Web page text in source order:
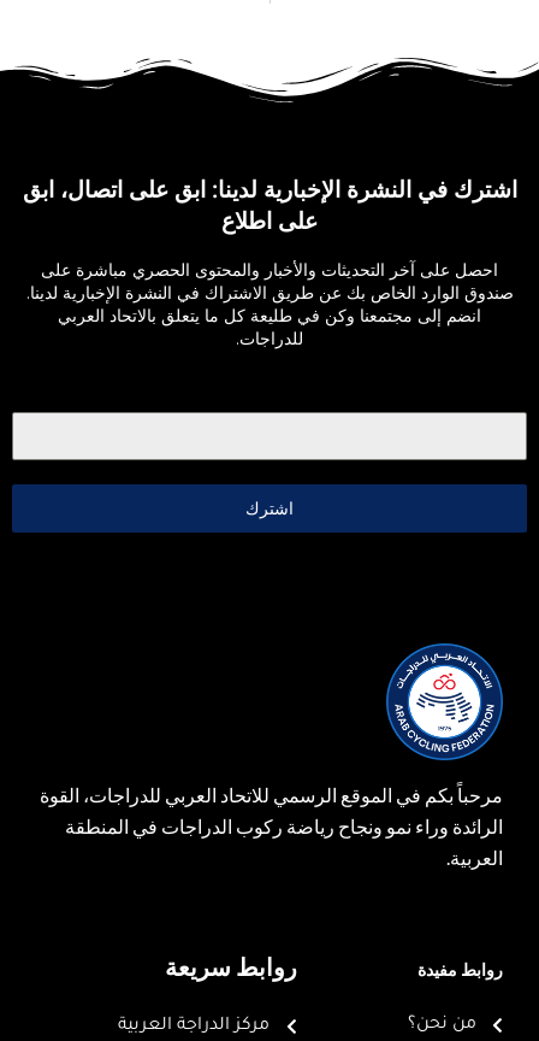
اشترك في النشرة الإخبارية لدينا: ابق على اتصال، ابق
على اطلاع
احصل على آخر التحديثات والأخبار والمحتوى الحصري مباشرة على
صندوق الوارد الخاص بك عن طريق الاشتراك في النشرة الإخبارية لدينا.
انضم إلى مجتمعنا وكن في طليعة كل ما يتعلق بالاتحاد العربي
للدراجات.
اشترك
مرحباً بكم في الموقع الرسمي للاتحاد العربي للدراجات، القوة
الرائدة وراء نمو ونجاح رياضة ركوب الدراجات في المنطقة
العربية.
روابط مفيدة
من نحن؟
روابط سريعة
مركز الدراجة العربية